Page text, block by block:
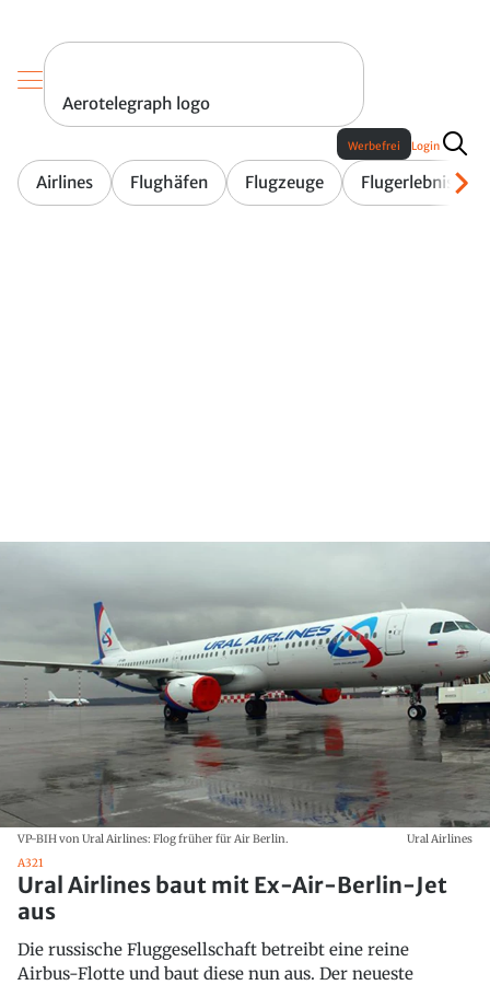
Aerotelegraph logo
Airlines Flughäfen Flugzeuge Flugerlebnis
Werbefrei Login
VP-BIH von Ural Airlines: Flog früher für Air Berlin.
Ural Airlines
A321
Ural Airlines baut mit Ex-Air-Berlin-Jet
aus
Die russische Fluggesellschaft betreibt eine reine
Airbus-Flotte und baut diese nun aus. Der neueste